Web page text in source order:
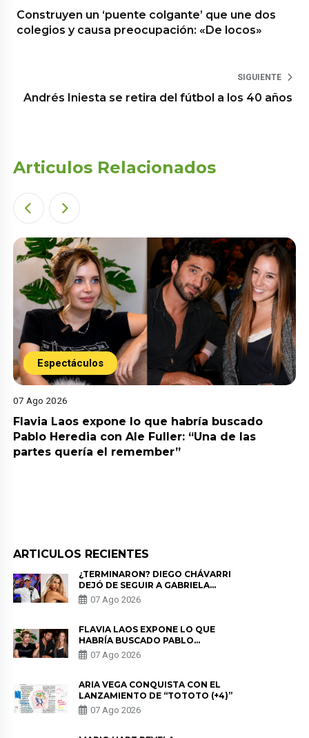
Construyen un ‘puente colgante’ que une dos
colegios y causa preocupación: «De locos»
SIGUIENTE
Andrés Iniesta se retira del fútbol a los 40 años
Articulos Relacionados
Espectáculos
07 Ago 2026
Flavia Laos expone lo que habría buscado
Pablo Heredia con Ale Fuller: “Una de las
partes quería el remember”
ARTICULOS RECIENTES
¿TERMINARON? DIEGO CHÁVARRI
DEJÓ DE SEGUIR A GABRIELA
HERRERA Y ANUNCIA SU SALIDA
DE PÓDCAST
07 Ago 2026
FLAVIA LAOS EXPONE LO QUE
HABRÍA BUSCADO PABLO
HEREDIA CON ALE FULLER: “UNA
DE LAS PARTES QUERÍA EL
07 Ago 2026
ARIA VEGA CONQUISTA CON EL
LANZAMIENTO DE “TOTOTO (+4)”
07 Ago 2026